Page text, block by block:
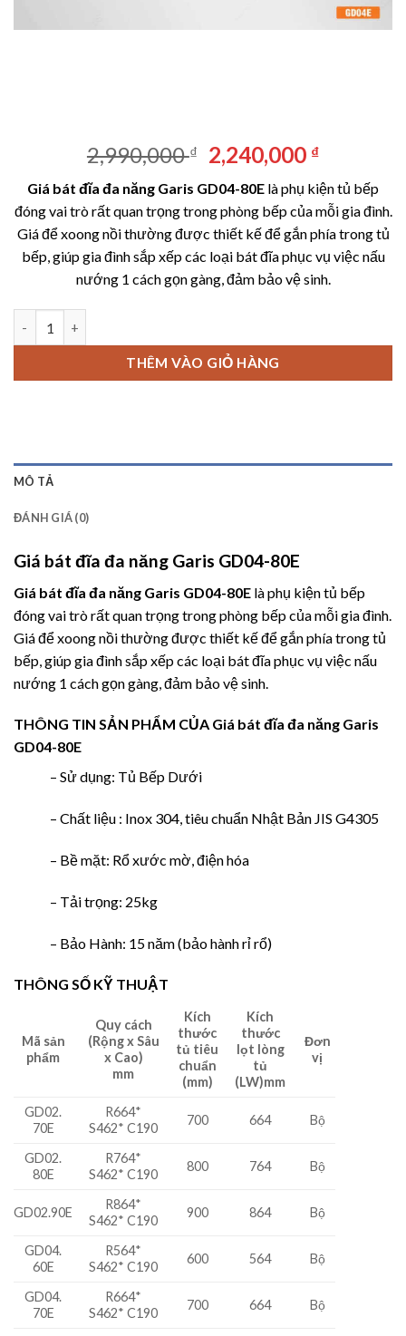
2,990,000₫
Giá
gốc
là:
2,990,000 ₫.
2,240,000 ₫Giá
hiện
tại
là:
Giá bát đĩa đa năng Garis GD04-80E là phụ kiện tủ bếp
đóng vai trò rất quan trọng trong phòng bếp của mỗi gia đình.
Giá để xoong nồi thường được thiết kế để gắn phía trong tủ
bếp, giúp gia đình sắp xếp các loại bát đĩa phục vụ việc nấu
nướng 1 cách gọn gàng, đảm bảo vệ sinh.
THÊM VÀO GIỎ HÀNG
MÔ TẢ
ĐÁNH GIÁ (0)
Giá bát đĩa đa năng Garis GD04-80E
Giá bát đĩa đa năng Garis GD04-80E là phụ kiện tủ bếp
đóng vai trò rất quan trọng trong phòng bếp của mỗi gia đình.
Giá để xoong nồi thường được thiết kế để gắn phía trong tủ
bếp, giúp gia đình sắp xếp các loại bát đĩa phục vụ việc nấu
nướng 1 cách gọn gàng, đảm bảo vệ sinh.
THÔNG TIN SẢN PHẨM CỦA Giá bát đĩa đa năng Garis
GD04-80E
– Sử dụng: Tủ Bếp Dưới
– Chất liệu : Inox 304, tiêu chuẩn Nhật Bản JIS G4305
– Bề mặt: Rổ xước mờ, điện hóa
– Tải trọng: 25kg
– Bảo Hành: 15 năm (bảo hành rỉ rổ)
THÔNG SỐ KỸ THUẬT
Mã sản
phẩm
Quy cách
(Rộng x Sâu
x Cao)
mm
Kích
thước
tủ tiêu
chuẩn
(mm)
Kích
thước
lọt lòng
tủ
(LW)mm
Đơn
vị
GD02.
70E
R664*
S462* C190
700 664 Bộ
GD02.
80E
R764*
S462* C190
800 764 Bộ
GD02.90E
R864*
S462* C190
900 864 Bộ
GD04.
60E
R564*
S462* C190
600 564 Bộ
GD04.
70E
R664*
S462* C190
700 664 Bộ